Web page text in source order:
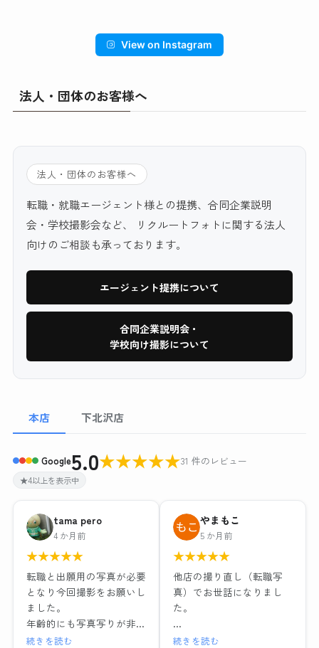
View on Instagram
法人・団体のお客様へ
法人・団体のお客様へ
転職・就職エージェント様との提携、合同企業説明
会・学校撮影会など、 リクルートフォトに関する法人
向けのご相談も承っております。
エージェント提携について
合同企業説明会・
学校向け撮影について
本店 下北沢店
Google5.0★★★★★31 件のレビュー
★4以上を表示中
tama pero
4 か月前
★★★★★
転職と出願用の写真が必要
となり今回撮影をお願いし
ました。
年齢的にも写真写りが非常
に気になるため、お店の比
続きを読む
やまもこ
5 か月前
★★★★★
他店の撮り直し（転職写
真）でお世話になりまし
た。
リクルートフォトプラン＋
続きを読む